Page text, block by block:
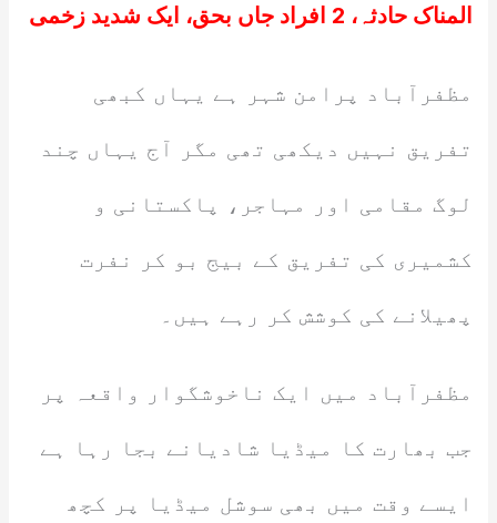
المناک حادثہ، 2 افراد جاں بحق، ایک شدید زخمی
مظفرآباد پرامن شہر ہے یہاں کبھی
تفریق نہیں دیکھی تھی مگر آج یہاں چند
لوگ مقامی اور مہاجر، پاکستانی و
کشمیری کی تفریق کے بیج بو کر نفرت
پھیلانے کی کوشش کر رہے ہیں۔
مظفرآباد میں ایک ناخوشگوار واقعہ پر
جب بھارت کا میڈیا شادیانے بجا رہا ہے
ایسے وقت میں بھی سوشل میڈیا پر کچھ